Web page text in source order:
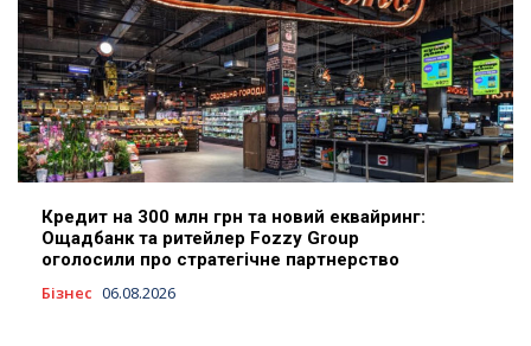
Кредит на 300 млн грн та новий еквайринг:
Ощадбанк та ритейлер Fozzy Group
оголосили про стратегічне партнерство
Бізнес 06.08.2026